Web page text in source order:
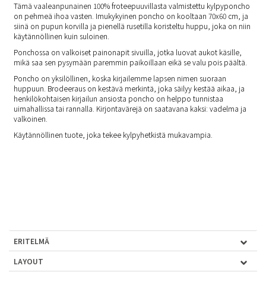
Tämä vaaleanpunainen 100% froteepuuvillasta valmistettu kylpyponcho
on pehmeä ihoa vasten. Imukykyinen poncho on kooltaan 70x60 cm, ja
siinä on pupun korvilla ja pienellä rusetilla koristeltu huppu, joka on niin
käytännöllinen kuin suloinen.
Ponchossa on valkoiset painonapit sivuilla, jotka luovat aukot käsille,
mikä saa sen pysymään paremmin paikoillaan eikä se valu pois päältä.
Poncho on yksilöllinen, koska kirjailemme lapsen nimen suoraan
huppuun. Brodeeraus on kestävä merkintä, joka säilyy kestää aikaa, ja
henkilökohtaisen kirjailun ansiosta poncho on helppo tunnistaa
uimahallissa tai rannalla. Kirjontavärejä on saatavana kaksi: vadelma ja
valkoinen.
Käytännöllinen tuote, joka tekee kylpyhetkistä mukavampia.
ERITELMÄ
LAYOUT